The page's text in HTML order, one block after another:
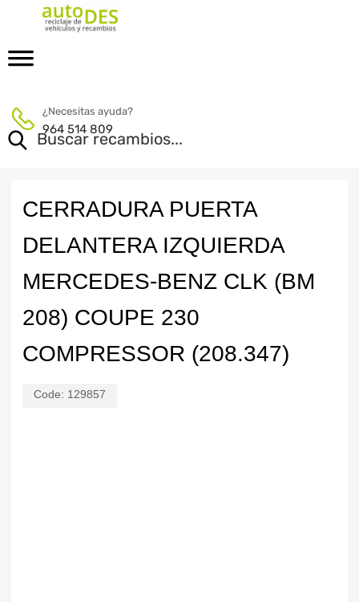
¿Necesitas ayuda?
964 514 809
CERRADURA PUERTA
DELANTERA IZQUIERDA
MERCEDES-BENZ CLK (BM
208) COUPE 230
COMPRESSOR (208.347)
Code: 129857